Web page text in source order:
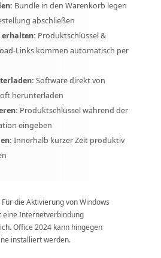
Bundle in den Warenkorb legen
abschließen
erhalten: Produktschlüssel &
Links kommen automatisch per
Software direkt von
herunterladen
Produktschlüssel während der
eingeben
Innerhalb kurzer Zeit produktiv
Für die Aktivierung von Windows
eine Internetverbindung
Office 2024 kann hingegen
installiert werden.